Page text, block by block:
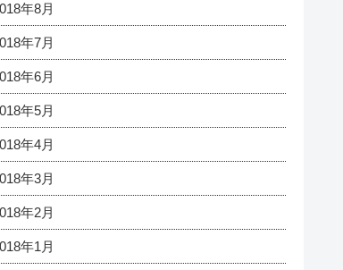
年8月
年7月
年6月
年5月
年4月
年3月
年2月
年1月